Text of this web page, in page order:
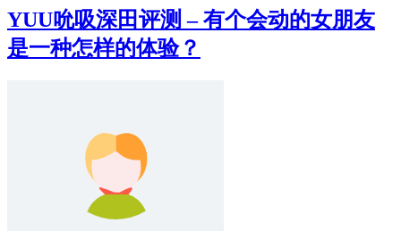
YUU吮吸深田评测 – 有个会动的女朋友
是一种怎样的体验？